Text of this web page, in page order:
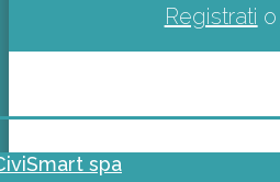
Registrati o
spa